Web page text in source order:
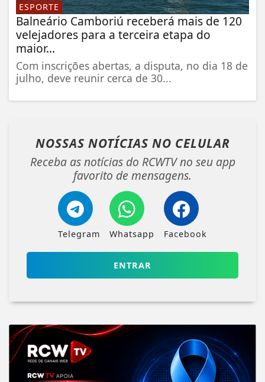
ESPORTE
Balneário Camboriú receberá mais de 120
velejadores para a terceira etapa do
maior...
Com inscrições abertas, a disputa, no dia 18 de
julho, deve reunir cerca de 30...
NOSSAS NOTÍCIAS NO CELULAR
Receba as notícias do RCWTV no seu app
favorito de mensagens.
Telegram Whatsapp Facebook
ENTRAR